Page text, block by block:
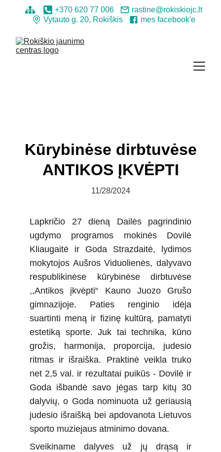
Kūrybinėse dirbtuvėse
ANTIKOS ĮKVĖPTI
11/28/2024
Lapkričio 27 dieną Dailės pagrindinio
ugdymo programos mokinės Dovilė
Kliaugaitė ir Goda Strazdaitė, lydimos
mokytojos Aušros Viduolienės, dalyvavo
respublikinėse kūrybinėse dirbtuvėse
,,Antikos įkvėpti“ Kauno Juozo Grušo
gimnazijoje. Paties renginio idėja
suartinti meną ir fizinę kultūrą, pamatyti
estetiką sporte. Juk tai technika, kūno
grožis, harmonija, proporcija, judesio
ritmas ir išraiška. Praktinė veikla truko
net 2,5 val. ir rezultatai puikūs - Dovilė ir
Goda išbandė savo jėgas tarp kitų 30
dalyvių, o Goda nominuota už geriausią
judesio išraišką bei apdovanota Lietuvos
sporto muziejaus atminimo dovana.
Sveikiname dalyves už jų drąsą ir
+370 620 77 006
rastine@rokiskiojc.lt
Vytauto g. 20, Rokiškis
mes facebook'e